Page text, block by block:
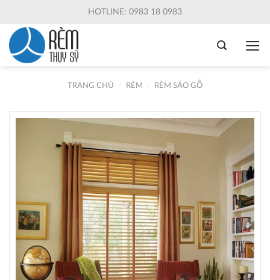
content
HOTLINE: 0983 18 0983
TRANG CHỦ RÈM RÈM SÁO GỖ